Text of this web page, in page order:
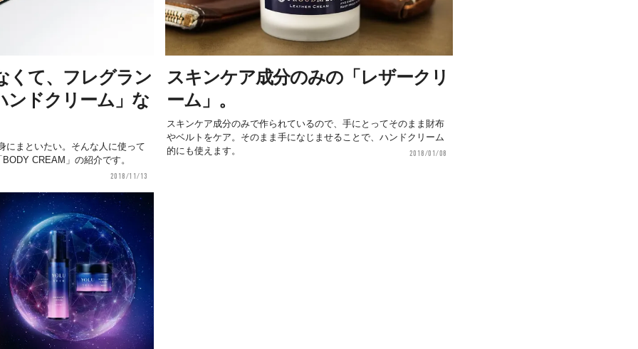
くて、フレグラン
ンドクリーム」な
にまといたい。そんな人に使って
CREAM」の紹介です。
2018/11/13
スキンケア成分のみの「レザークリ
ーム」。
スキンケア成分のみで作られているので、手にとってそのまま財布
やベルトをケア。そのまま手になじませることで、ハンドクリーム
的にも使えます。
2018/01/08